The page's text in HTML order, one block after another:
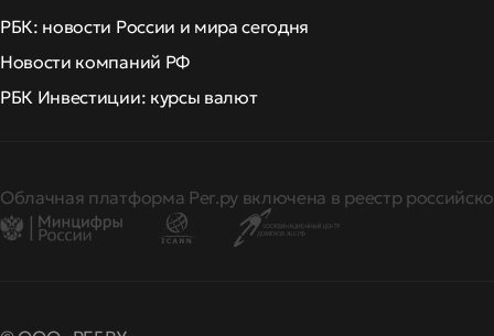
РБК: новости России и мира сегодня
Новости компаний РФ
РБК Инвестиции: курсы валют
Облачная платформа Рег.ру включена в реестр